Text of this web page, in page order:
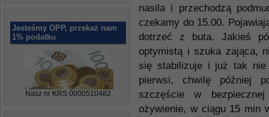
Jesteśmy OPP, przekaż nam
1% podatku
Nasz nr KRS 0000510482
nasila i przechodzą
czekamy do 15.00.
dotrzeć z buta. Jakieś
optymistą i szuka zająca,
się stabilizuje i już tak nie
pierwsi, chwilę później
szczęście w
ożywienie, w ciągu 15 min